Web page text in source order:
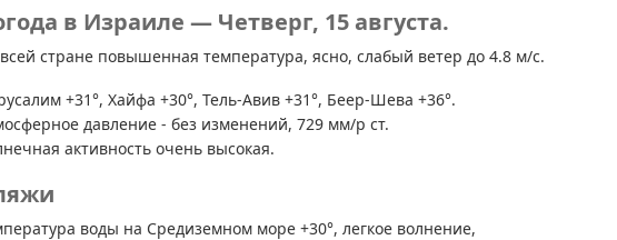
в Израиле — Четверг, 15 августа.
стране повышенная температура, ясно, слабый ветер до 4.8 м/с.
+31°, Хайфа +30°, Тель-Авив +31°, Беер-Шева +36°.
давление - без изменений, 729 мм/р ст.
активность очень высокая.
воды на Средиземном море +30°, легкое волнение,